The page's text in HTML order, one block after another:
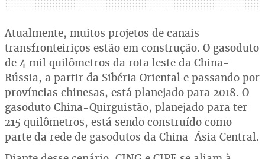
Atualmente, muitos projetos de canais
transfronteiriços estão em construção. O gasoduto
de 4 mil quilômetros da rota leste da China-
Rússia, a partir da Sibéria Oriental e passando por
províncias chinesas, está planejado para 2018. O
gasoduto China-Quirguistão, planejado para ter
215 quilômetros, está sendo construído como
parte da rede de gasodutos da China-Ásia Central.